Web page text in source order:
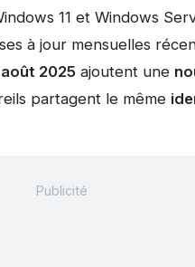
11 et Windows
à jour mensuelles
2025ajoutent une
partagent le même